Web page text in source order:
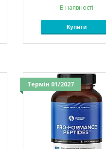
В наявності
Купити
Термін 01/2027